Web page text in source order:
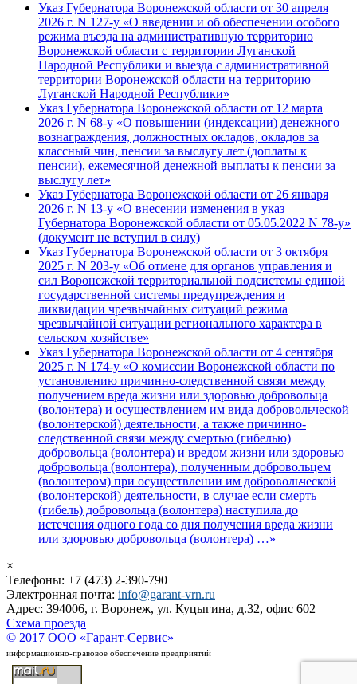
Указ Губернатора Воронежской области от 30 апреля
2026 г. N 127-у «О введении и об обеспечении особого
режима въезда на административную территорию
Воронежской области с территории Луганской
Народной Республики и выезда с административной
территории Воронежской области на территорию
Луганской Народной Республики»
Указ Губернатора Воронежской области от 12 марта
2026 г. N 68-у «О повышении (индексации) денежного
вознаграждения, должностных окладов, окладов за
классный чин, пенсии за выслугу лет (доплаты к
пенсии), ежемесячной денежной выплаты к пенсии за
выслугу лет»
Указ Губернатора Воронежской области от 26 января
2026 г. N 13-у «О внесении изменения в указ
Губернатора Воронежской области от 05.05.2022 N 78-у»
(документ не вступил в силу)
Указ Губернатора Воронежской области от 3 октября
2025 г. N 203-у «Об отмене для органов управления и
сил Воронежской территориальной подсистемы единой
государственной системы предупреждения и
ликвидации чрезвычайных ситуаций режима
чрезвычайной ситуации регионального характера в
сельском хозяйстве»
Указ Губернатора Воронежской области от 4 сентября
2025 г. N 174-у «О комиссии Воронежской области по
установлению причинно-следственной связи между
получением вреда жизни или здоровью добровольца
(волонтера) и осуществлением им вида добровольческой
(волонтерской) деятельности, а также причинно-
следственной связи между смертью (гибелью)
добровольца (волонтера) и вредом жизни или здоровью
добровольца (волонтера), полученным добровольцем
(волонтером) при осуществлении им добровольческой
(волонтерской) деятельности, в случае если смерть
(гибель) добровольца (волонтера) наступила до
истечения одного года со дня получения вреда жизни
или здоровью добровольца (волонтера) …»
×
Телефоны: +7 (473) 2-390-790
Электронная почта: info@garant-vrn.ru
Адрес: 394006, г. Воронеж, ул. Куцыгина, д.32, офис 602
Схема проезда
© 2017 ООО «Гарант-Сервис»
информационно-правовое обеспечение предприятий